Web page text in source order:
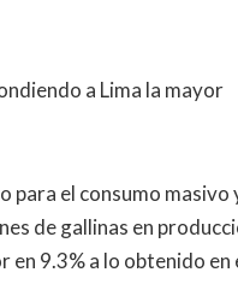
a Lima la mayor
para el consumo masivo
de gallinas en
9.3% a lo obtenido en